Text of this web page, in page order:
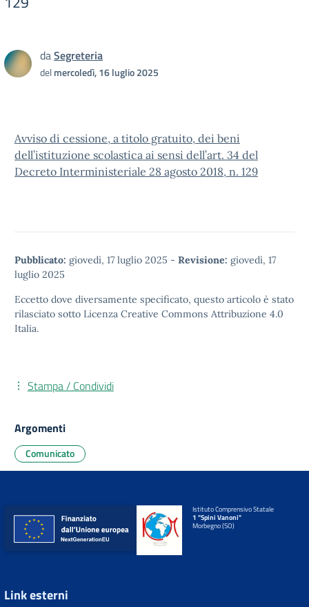
daSegreteria
delmercoledì, 16 luglio 2025
Avviso di cessione, a titolo gratuito, dei beni
dell’istituzione scolastica ai sensi dell’art. 34 del
Decreto Interministeriale 28 agosto 2018, n. 129
Pubblicato: giovedì, 17 luglio 2025 - Revisione: giovedì, 17
luglio 2025
Eccetto dove diversamente specificato, questo articolo è stato
rilasciato sotto Licenza Creative Commons Attribuzione 4.0
Italia.
Stampa / Condividi
Argomenti
Comunicato
Istituto Comprensivo Statale
1 "Spini Vanoni"
Morbegno (SO)
Link esterni